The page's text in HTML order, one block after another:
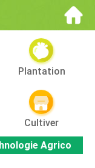
Plantation
Cultiver
Agricole